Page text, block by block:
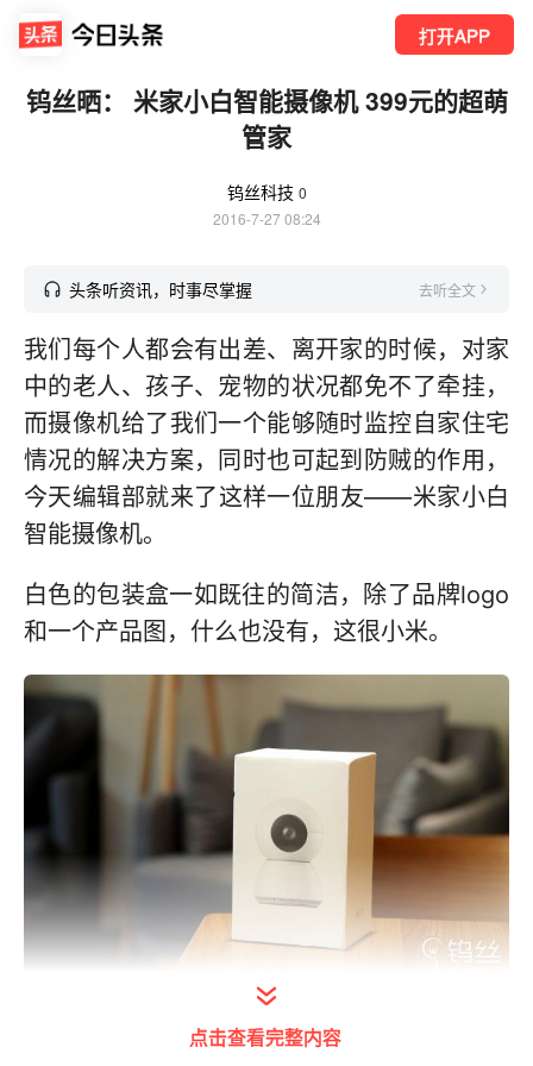
打开APP
钨丝晒： 米家小白智能摄像机 399元的超萌
管家
钨丝科技 0
2016-7-27 08:24
头条听资讯，时事尽掌握 去听全文
我们每个人都会有出差、离开家的时候，对家
中的老人、孩子、宠物的状况都免不了牵挂，
而摄像机给了我们一个能够随时监控自家住宅
情况的解决方案，同时也可起到防贼的作用，
今天编辑部就来了这样一位朋友——米家小白
智能摄像机。
白色的包装盒一如既往的简洁，除了品牌logo
和一个产品图，什么也没有，这很小米。
点击查看完整内容